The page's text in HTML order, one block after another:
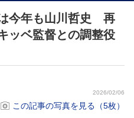
今年も山川哲史 再
ッベ監督との調整役
2026/02/06
この記事の写真を見る（5枚）